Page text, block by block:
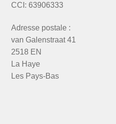
CCI: 63906333
Adresse postale :
van Galenstraat 41
2518 EN
La Haye
Les Pays-Bas